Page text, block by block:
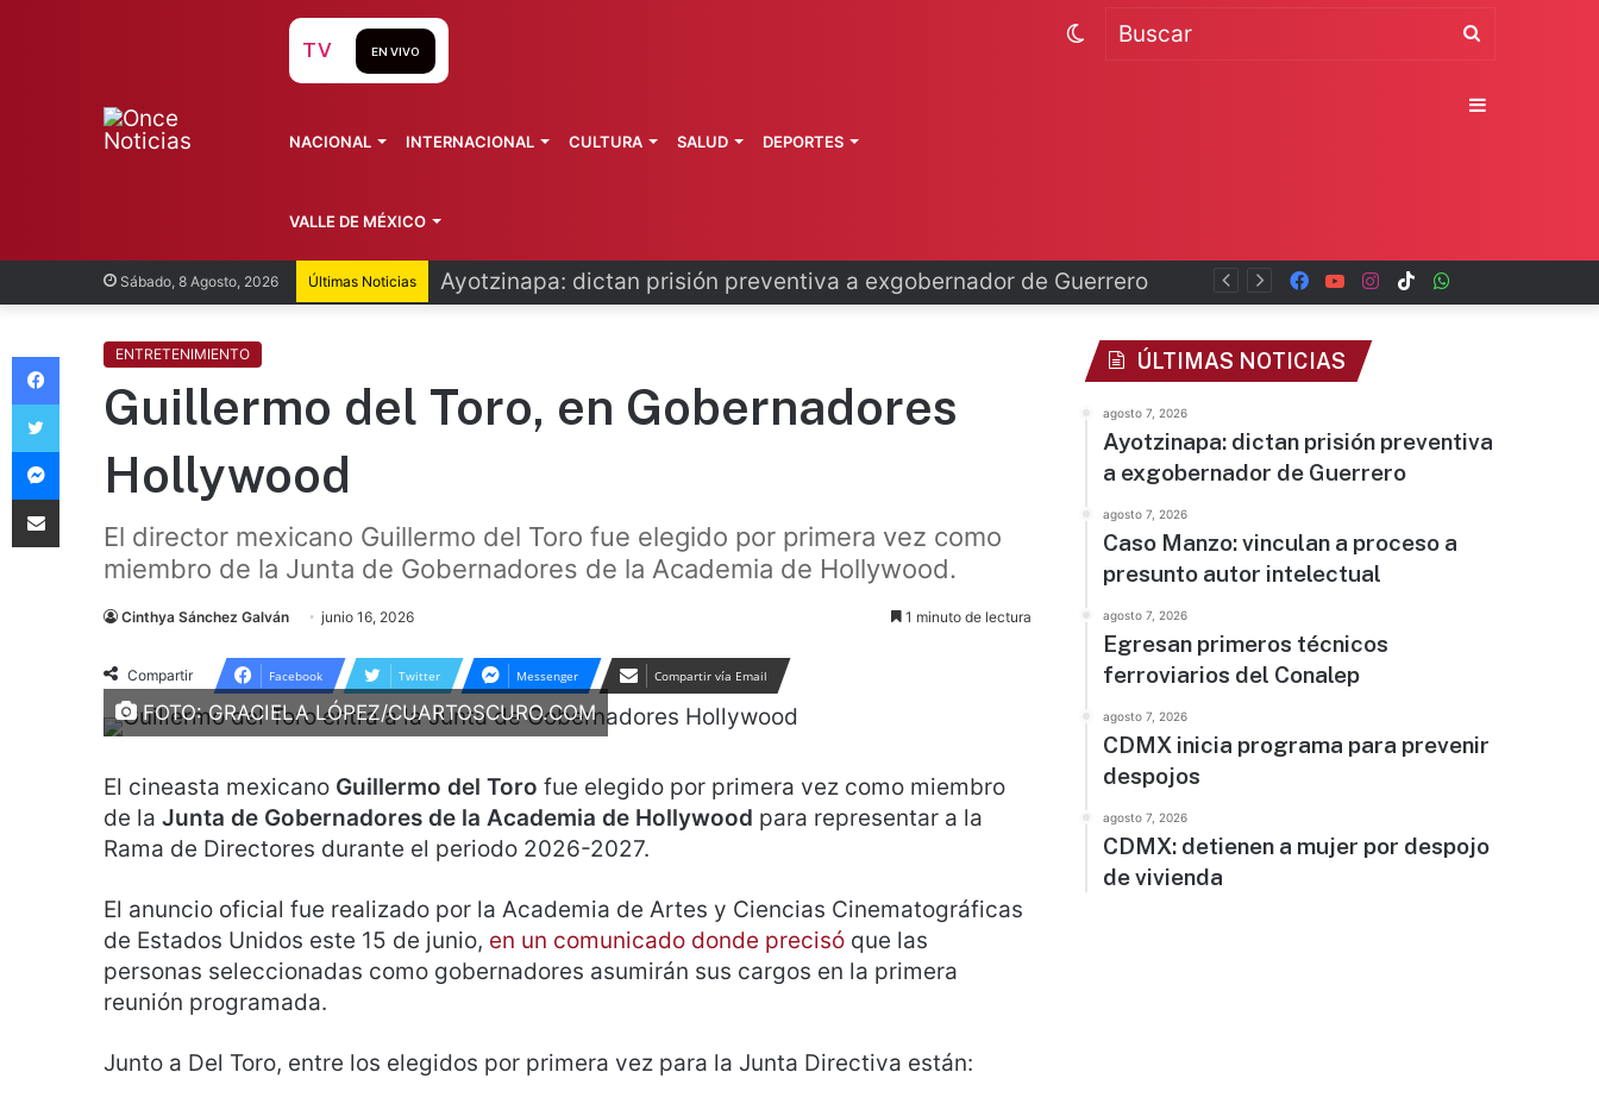
Sábado, 8 Agosto, 2026 Últimas Noticias Ayotzinapa: dictan prisión preventiva a exgobernador de Guerrero TikTok
Instagram
YouTube
Facebook
TV EN VIVO
NACIONAL INTERNACIONAL CULTURA SALUD DEPORTES
VALLE DE MÉXICO
Buscar
Switch
Sidebar
ENTRETENIMIENTO
Guillermo del Toro, en Gobernadores
Hollywood
El director mexicano Guillermo del Toro fue elegido por primera vez como
miembro de la Junta de Gobernadores de la Academia de Hollywood.
Cinthya Sánchez Galván junio 16, 2026 1 minuto de lectura
Compartir Facebook Twitter Messenger Compartir vía Email
FOTO: GRACIELA LÓPEZ/CUARTOSCURO.COM
El cineasta mexicano Guillermo del Toro fue elegido por primera vez como miembro
de la Junta de Gobernadores de la Academia de Hollywood para representar a la
Rama de Directores durante el periodo 2026-2027.
El anuncio oficial fue realizado por la Academia de Artes y Ciencias Cinematográficas
de Estados Unidos este 15 de junio, en un comunicado donde precisó que las
personas seleccionadas como gobernadores asumirán sus cargos en la primera
reunión programada.
Junto a Del Toro, entre los elegidos por primera vez para la Junta Directiva están:
ÚLTIMAS NOTICIAS
agosto 7, 2026
Ayotzinapa: dictan prisión preventiva
a exgobernador de Guerrero
agosto 7, 2026
Caso Manzo: vinculan a proceso a
presunto autor intelectual
agosto 7, 2026
Egresan primeros técnicos
ferroviarios del Conalep
agosto 7, 2026
CDMX inicia programa para prevenir
despojos
agosto 7, 2026
CDMX: detienen a mujer por despojo
de vivienda
Facebook
Twitter
Messenger
Compartir vía Email